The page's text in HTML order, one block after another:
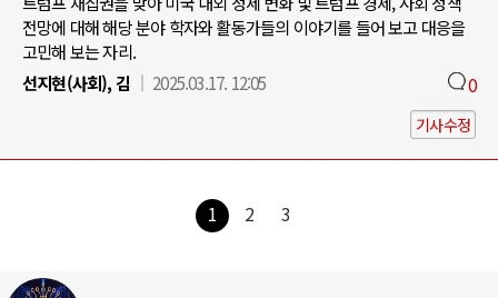
전망에 대해 해당 분야 학자와 활동가들의 이야기를 들어 보고 대응을
고민해 보는 자리.
선지현(사회), 김
2025.03.17. 12:05 0
기사수정
1 2 3